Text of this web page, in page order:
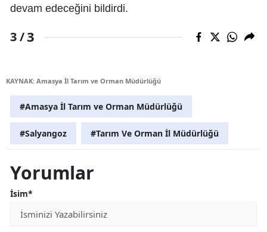
devam edeceğini bildirdi.
3 /3
KAYNAK: Amasya İl Tarım ve Orman Müdürlüğü
#Amasya İl Tarım ve Orman Müdürlüğü
#Salyangoz #Tarım Ve Orman İl Müdürlüğü
Yorumlar
İsim*